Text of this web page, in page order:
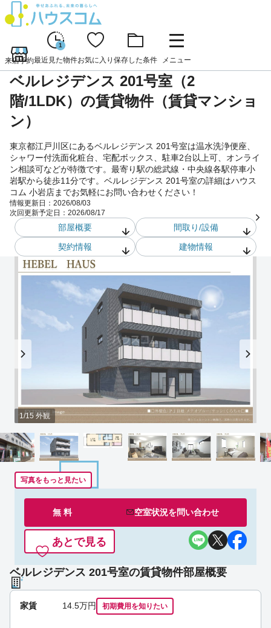
来店予約
1
最近見た物件お気に入り 保存した条件 メニュー
ベルレジデンス 201号室（2
階/1LDK）の賃貸物件（賃貸マンショ
ン）
東京都江戸川区にあるベルレジデンス 201号室は温水洗浄便座、
シャワー付洗面化粧台、宅配ボックス、駐車2台以上可、オンライ
ン相談可などが特徴です。最寄り駅の総武線・中央線各駅停車小
岩駅から徒歩11分です。ベルレジデンス 201号室の詳細はハウス
コム 小岩店までお気軽にお問い合わせください！
情報更新日： 2026/08/03
次回更新予定日： 2026/08/17
部屋概要
間取り/設備
契約情報
建物情報
1/15 外観
写真をもっと見たい
無 料 空室状況を問い合わせ
あとで見る
ベルレジデンス 201号室の賃貸物件部屋概要
家賃 14.5万円 初期費用を知りたい